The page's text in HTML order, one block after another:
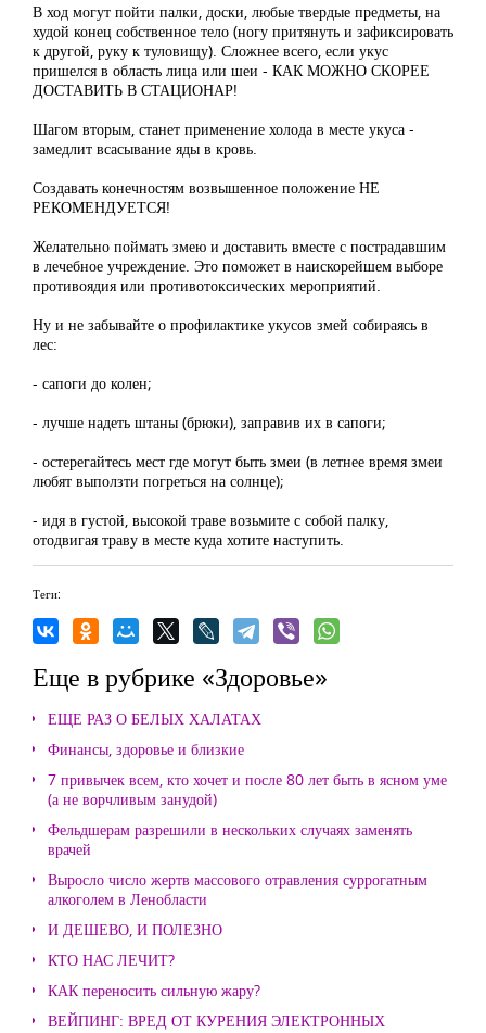
В ход могут пойти палки, доски, любые твердые предметы, на
худой конец собственное тело (ногу притянуть и зафиксировать
к другой, руку к туловищу). Сложнее всего, если укус
пришелся в область лица или шеи - КАК МОЖНО СКОРЕЕ
ДОСТАВИТЬ В СТАЦИОНАР!
Шагом вторым, станет применение холода в месте укуса -
замедлит всасывание яды в кровь.
Создавать конечностям возвышенное положение НЕ
РЕКОМЕНДУЕТСЯ!
Желательно поймать змею и доставить вместе с пострадавшим
в лечебное учреждение. Это поможет в наискорейшем выборе
противоядия или противотоксических мероприятий.
Ну и не забывайте о профилактике укусов змей собираясь в
лес:
- сапоги до колен;
- лучше надеть штаны (брюки), заправив их в сапоги;
- остерегайтесь мест где могут быть змеи (в летнее время змеи
любят выползти погреться на солнце);
- идя в густой, высокой траве возьмите с собой палку,
отодвигая траву в месте куда хотите наступить.
Теги:
Еще в рубрике «Здоровье»
ЕЩЕ РАЗ О БЕЛЫХ ХАЛАТАХ
Финансы, здоровье и близкие
7 привычек всем, кто хочет и после 80 лет быть в ясном уме
(а не ворчливым занудой)
Фельдшерам разрешили в нескольких случаях заменять
врачей
Выросло число жертв массового отравления суррогатным
алкоголем в Ленобласти
И ДЕШЕВО, И ПОЛЕЗНО
КТО НАС ЛЕЧИТ?
КАК переносить сильную жару?
ВЕЙПИНГ: ВРЕД ОТ КУРЕНИЯ ЭЛЕКТРОННЫХ